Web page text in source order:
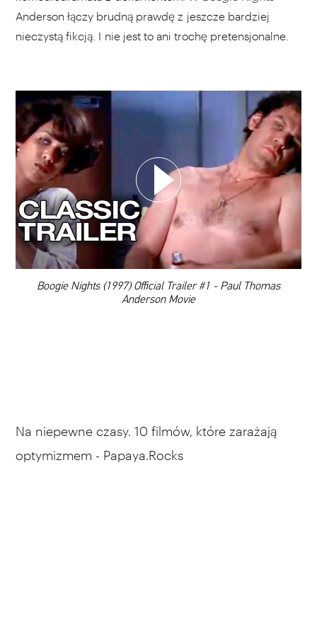
Anderson łączy brudną prawdę z jeszcze bardziej
nieczystą fikcją. I nie jest to ani trochę pretensjonalne.
00:00
Boogie Nights (1997) Official Trailer #1 - Paul Thomas
Anderson Movie
WYBIERZ SWOJĄ PLAYLISTĘ
DODAJ TEN FILM DO PLAYLISTY
Na niepewne czasy. 10 filmów, które zarażają
optymizmem - Papaya.Rocks